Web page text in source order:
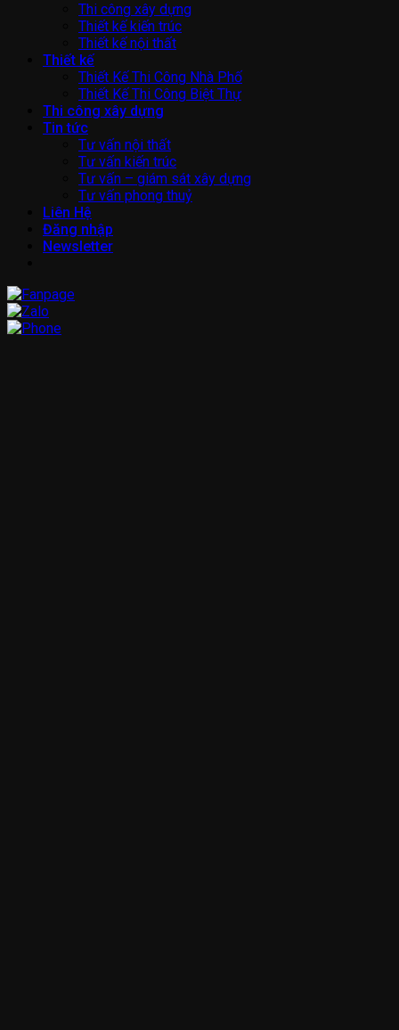
Thi công xây dựng
Thiết kế kiến trúc
Thiết kế nội thất
Thiết kế
Thiết Kế Thi Công Nhà Phố
Thiết Kế Thi Công Biệt Thự
Thi công xây dựng
Tin tức
Tư vấn nội thất
Tư vấn kiến trúc
Tư vấn – giám sát xây dựng
Tư vấn phong thuỷ
Liên Hệ
Đăng nhập
Newsletter